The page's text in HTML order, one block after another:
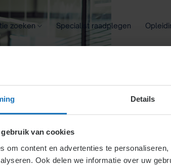
Details
van cookies
om content en advertenties te
Ook delen we informatie over uw
zoeken Specialist raadplegen